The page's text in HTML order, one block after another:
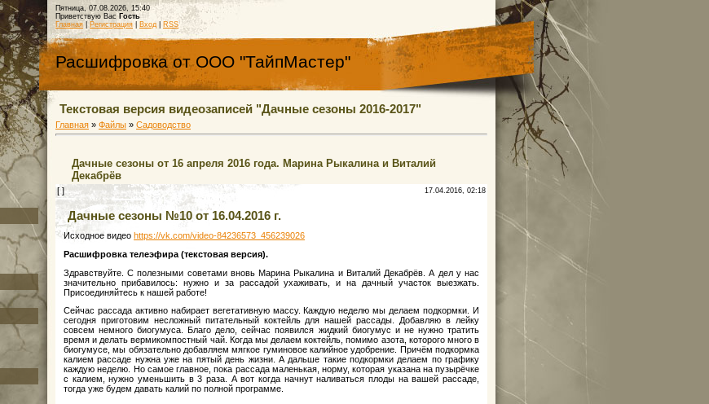
Пятница, 07.08.2026, 15:40
Приветствую Вас Гость
Главная
Регистрация Вход RSS
Расшифровка от ООО "ТайпМастер"
Текстовая версия видеозаписей "Дачные сезоны 2016-2017"
Главная » Файлы » Садоводство
Дачные сезоны от 16 апреля 2016 года. Марина Рыкалина и Виталий
Декабрёв
[ ] 17.04.2016, 02:18
Дачные сезоны №10 от 16.04.2016 г.
Исходное видео https://vk.com/video-84236573_456239026
Расшифровка телеэфира (текстовая версия).
Здравствуйте. С полезными советами вновь Марина Рыкалина и Виталий Декабрёв. А дел у нас
значительно прибавилось: нужно и за рассадой ухаживать, и на дачный участок выезжать.
Присоединяйтесь к нашей работе!
Сейчас рассада активно набирает вегетативную массу. Каждую неделю мы делаем подкормки. И
сегодня приготовим несложный питательный коктейль для нашей рассады. Добавляю в лейку
совсем немного биогумуса. Благо дело, сейчас появился жидкий биогумус и не нужно тратить
время и делать вермикомпостный чай. Когда мы делаем коктейль, помимо азота, которого много в
биогумусе, мы обязательно добавляем мягкое гуминовое калийное удобрение. Причём подкормка
калием рассаде нужна уже на пятый день жизни. А дальше такие подкормки делаем по графику
каждую неделю. Но самое главное, пока рассада маленькая, норму, которая указана на пузырёчке
с калием, нужно уменьшить в 3 раза. А вот когда начнут наливаться плоды на вашей рассаде,
тогда уже будем давать калий по полной программе.